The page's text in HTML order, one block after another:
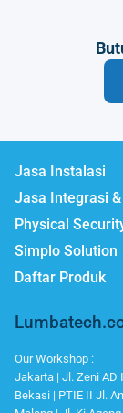
Jasa Instalasi
Jasa Integrasi
Physical
Simplo Solution
Daftar Produk
Our Workshop :
Jakarta | Jl. Zeni AD
Bekasi | PTIE II Jl.